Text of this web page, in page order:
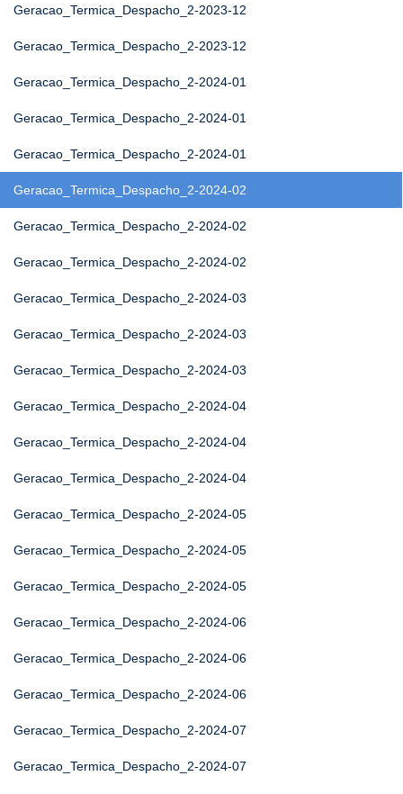
Geracao_Termica_Despacho_2-2023-12
Geracao_Termica_Despacho_2-2023-12
Geracao_Termica_Despacho_2-2024-01
Geracao_Termica_Despacho_2-2024-01
Geracao_Termica_Despacho_2-2024-01
Geracao_Termica_Despacho_2-2024-02
Geracao_Termica_Despacho_2-2024-02
Geracao_Termica_Despacho_2-2024-02
Geracao_Termica_Despacho_2-2024-03
Geracao_Termica_Despacho_2-2024-03
Geracao_Termica_Despacho_2-2024-03
Geracao_Termica_Despacho_2-2024-04
Geracao_Termica_Despacho_2-2024-04
Geracao_Termica_Despacho_2-2024-04
Geracao_Termica_Despacho_2-2024-05
Geracao_Termica_Despacho_2-2024-05
Geracao_Termica_Despacho_2-2024-05
Geracao_Termica_Despacho_2-2024-06
Geracao_Termica_Despacho_2-2024-06
Geracao_Termica_Despacho_2-2024-06
Geracao_Termica_Despacho_2-2024-07
Geracao_Termica_Despacho_2-2024-07